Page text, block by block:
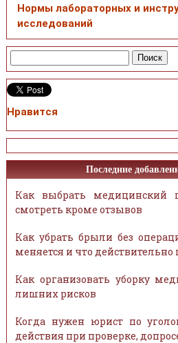
Нормы лабораторных и
исследований
Нравится
Последние
Как выбрать медицинский
смотреть кроме отзывов
Как убрать брыли без
меняется и что действительно
Как организовать уборку
лишних рисков
Когда нужен юрист по
действия при проверке,